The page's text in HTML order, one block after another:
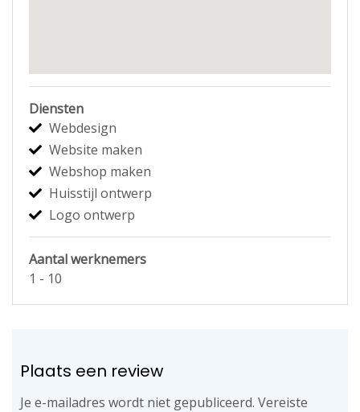
Diensten
Webdesign
Website maken
Webshop maken
Huisstijl ontwerp
Logo ontwerp
Aantal werknemers
1 - 10
Plaats een review
Je e-mailadres wordt niet gepubliceerd. Vereiste